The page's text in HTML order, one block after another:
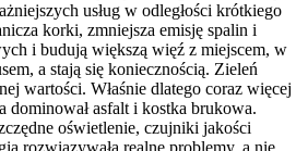
usług w odległości krótkiego
korki, zmniejsza emisję spalin i
i budują większą więź z miejscem, w
a stają się koniecznością. Zieleń
wartości. Właśnie dlatego coraz więcej
asfalt i kostka brukowa.
oświetlenie, czujniki jakości
rozwiązywała realne problemy, a nie